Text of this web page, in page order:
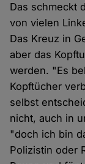
Das schmeckt
von vielen
Das Kreuz in
aber das
werden. "Es
Kopftücher
selbst
nicht, auch in
"doch ich bin
Polizistin oder